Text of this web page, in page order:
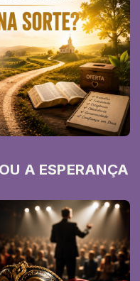
A ESPERANÇA